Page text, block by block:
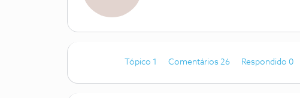
Tópico 1 Comentários 26 Respondido 0